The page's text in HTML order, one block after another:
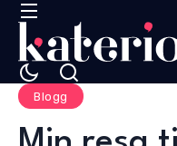
Blogg